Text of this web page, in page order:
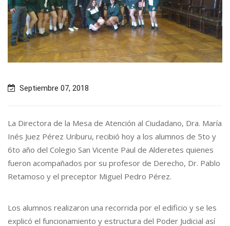
Septiembre 07, 2018
La Directora de la Mesa de Atención al Ciudadano, Dra. María
Inés Juez Pérez Uriburu, recibió hoy a los alumnos de 5to y
6to año del Colegio San Vicente Paul de Alderetes quienes
fueron acompañados por su profesor de Derecho, Dr. Pablo
Retamoso y el preceptor Miguel Pedro Pérez.
Los alumnos realizaron una recorrida por el edificio y se les
explicó el funcionamiento y estructura del Poder Judicial así